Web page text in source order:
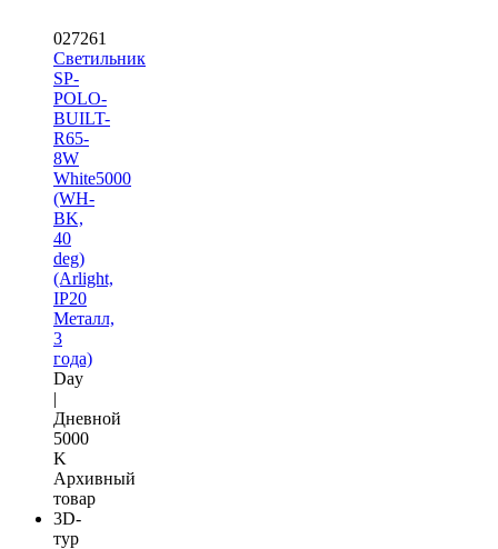
027261
Светильник
SP-
POLO-
BUILT-
R65-
8W
White5000
(WH-
BK,
40
deg)
(Arlight,
IP20
Металл,
3
года)
Day
|
Дневной
5000
K
Архивный
товар
3D-
тур